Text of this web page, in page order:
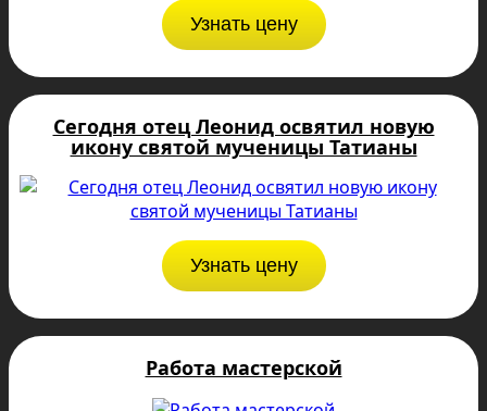
Узнать цену
Сегодня отец Леонид освятил новую
икону святой мученицы Татианы
Узнать цену
Работа мастерской